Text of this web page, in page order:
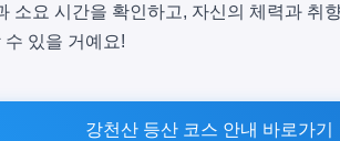
소요 시간을 확인하고, 자신의 체력과 취
있을 거예요!
강천산 등산 코스 안내 바로가기